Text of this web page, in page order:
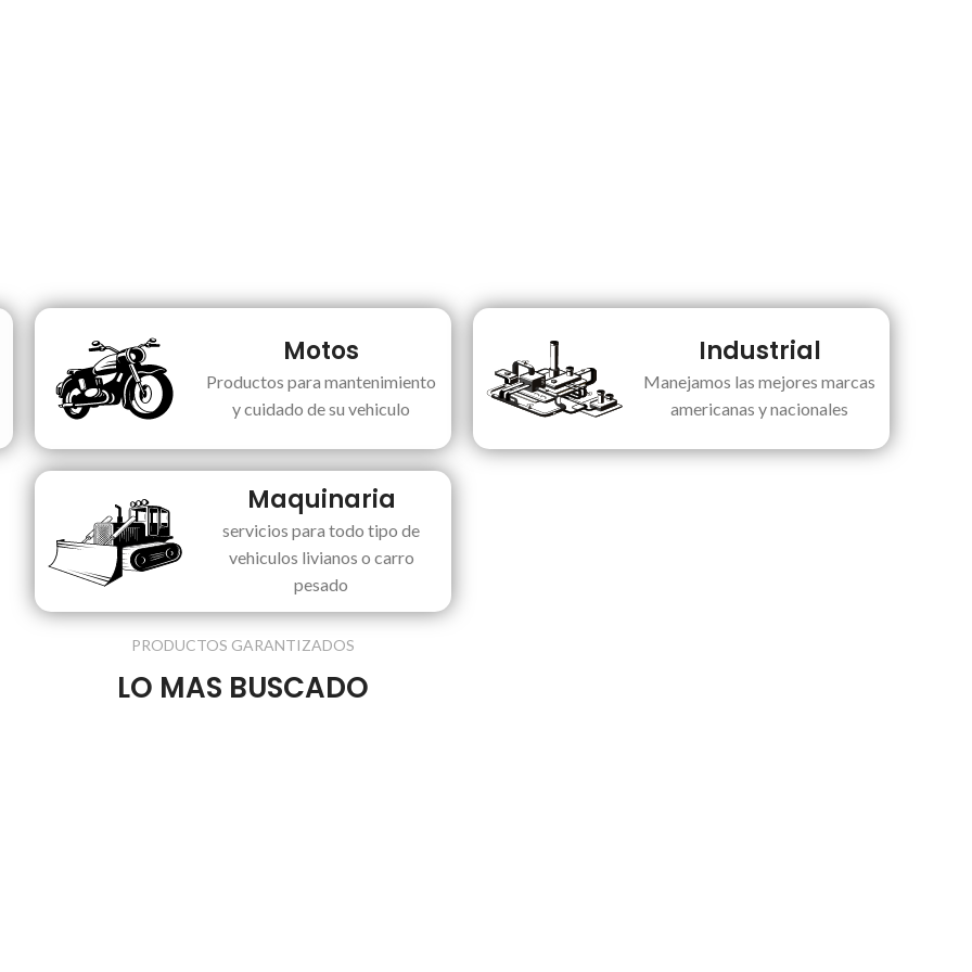
Motos
Productos para mantenimiento
y cuidado de su vehiculo
Maquinaria
servicios para todo tipo de
vehiculos livianos o carro
pesado
Industrial
Manejamos las mejores marcas
americanas y nacionales
PRODUCTOS GARANTIZADOS
LO MAS BUSCADO